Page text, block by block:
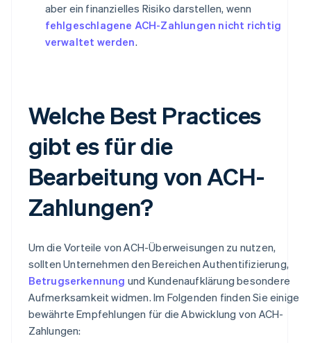
aber ein finanzielles Risiko darstellen, wenn
fehlgeschlagene ACH-Zahlungen nicht richtig
verwaltet werden.
Welche Best Practices
gibt es für die
Bearbeitung von ACH-
Zahlungen?
Um die Vorteile von ACH-Überweisungen zu nutzen,
sollten Unternehmen den Bereichen Authentifizierung,
Betrugserkennung und Kundenaufklärung besondere
Aufmerksamkeit widmen. Im Folgenden finden Sie einige
bewährte Empfehlungen für die Abwicklung von ACH-
Zahlungen: